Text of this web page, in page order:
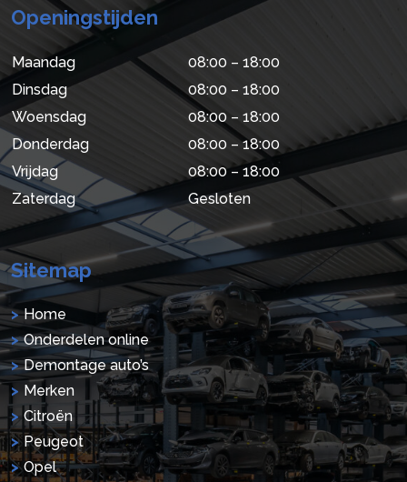
Openingstijden
Maandag
08:00 – 18:00
Dinsdag
08:00 – 18:00
Woensdag
08:00 – 18:00
Donderdag
08:00 – 18:00
Vrijdag
08:00 – 18:00
Zaterdag
Gesloten
Sitemap
Home
Onderdelen online
Demontage auto’s
Merken
Citroën
Peugeot
Opel